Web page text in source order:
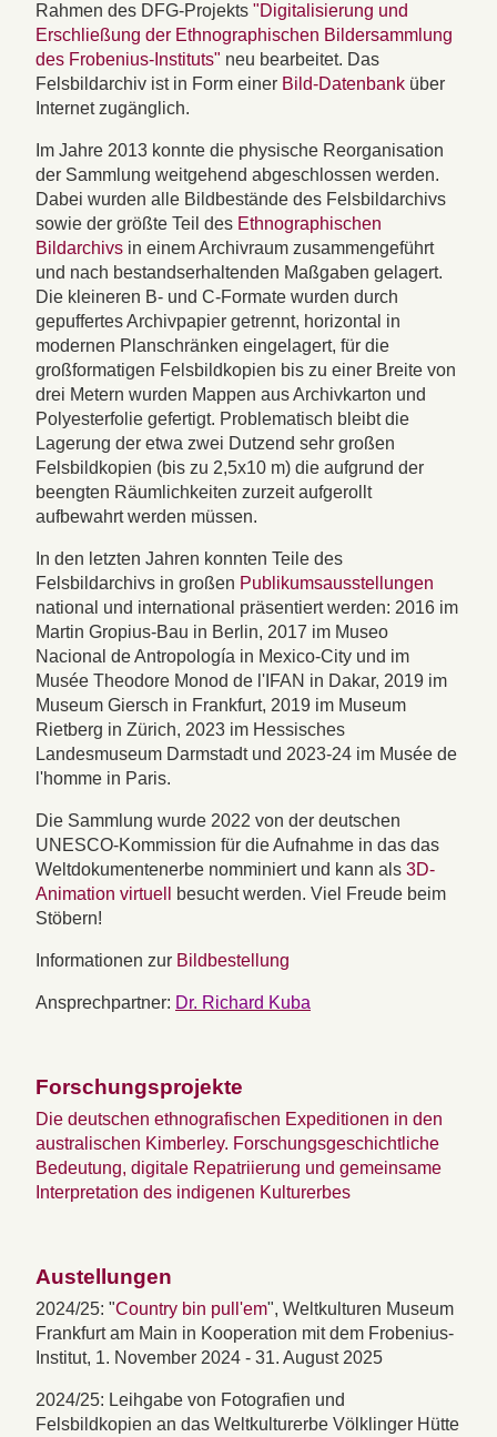
Rahmen des DFG-Projekts "Digitalisierung und
Erschließung der Ethnographischen Bildersammlung
des Frobenius-Instituts" neu bearbeitet. Das
Felsbildarchiv ist in Form einer Bild-Datenbank über
Internet zugänglich.
Im Jahre 2013 konnte die physische Reorganisation
der Sammlung weitgehend abgeschlossen werden.
Dabei wurden alle Bildbestände des Felsbildarchivs
sowie der größte Teil des Ethnographischen
Bildarchivs in einem Archivraum zusammengeführt
und nach bestandserhaltenden Maßgaben gelagert.
Die kleineren B- und C-Formate wurden durch
gepuffertes Archivpapier getrennt, horizontal in
modernen Planschränken eingelagert, für die
großformatigen Felsbildkopien bis zu einer Breite von
drei Metern wurden Mappen aus Archivkarton und
Polyesterfolie gefertigt. Problematisch bleibt die
Lagerung der etwa zwei Dutzend sehr großen
Felsbildkopien (bis zu 2,5x10 m) die aufgrund der
beengten Räumlichkeiten zurzeit aufgerollt
aufbewahrt werden müssen.
In den letzten Jahren konnten Teile des
Felsbildarchivs in großen Publikumsausstellungen
national und international präsentiert werden: 2016 im
Martin Gropius-Bau in Berlin, 2017 im Museo
Nacional de Antropología in Mexico-City und im
Musée Theodore Monod de l'IFAN in Dakar, 2019 im
Museum Giersch in Frankfurt, 2019 im Museum
Rietberg in Zürich, 2023 im Hessisches
Landesmuseum Darmstadt und 2023-24 im Musée de
l'homme in Paris.
Die Sammlung wurde 2022 von der deutschen
UNESCO-Kommission für die Aufnahme in das das
Weltdokumentenerbe nomminiert und kann als 3D-
Animation virtuell
besucht werden. Viel Freude beim
Stöbern!
Informationen zur Bildbestellung
Ansprechpartner: Dr. Richard Kuba
Forschungsprojekte
Die deutschen ethnografischen Expeditionen in den
australischen Kimberley. Forschungsgeschichtliche
Bedeutung, digitale Repatriierung und gemeinsame
Interpretation des indigenen Kulturerbes
Austellungen
2024/25: "Country bin pull'em", Weltkulturen Museum
Frankfurt am Main in Kooperation mit dem Frobenius-
Institut, 1. November 2024 - 31. August 2025
2024/25: Leihgabe von Fotografien und
Felsbildkopien an das Weltkulturerbe Völklinger Hütte